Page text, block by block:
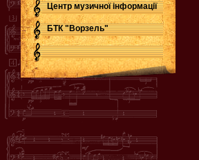
Центр музичної інформації
БТК "Ворзель"